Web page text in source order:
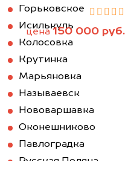
цена150 000 руб.
Горьковское
Исилькуль
Колосовка
Крутинка
Марьяновка
Называевск
Нововаршавка
Оконешниково
Павлоградка
Русская Поляна